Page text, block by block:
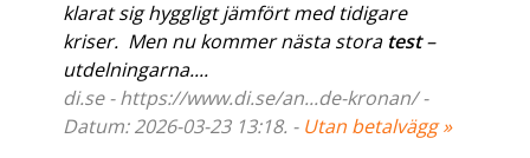
klarat sig hyggligt jämfört med tidigare
kriser. Men nu kommer nästa stora test–
utdelningarna....
di.se - https://www.di.se/an...de-kronan/ -
Datum: 2026-03-23 13:18. - Utan betalvägg »